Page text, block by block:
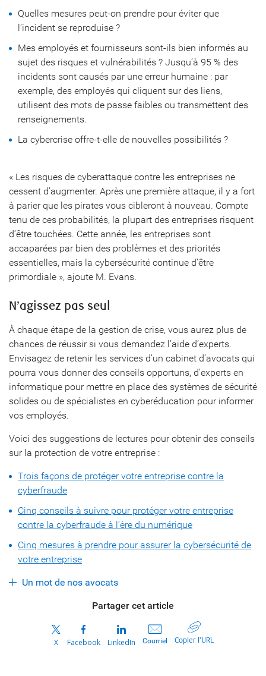
Quelles mesures peut-on prendre pour éviter que
l’incident se reproduise ?
Mes employés et fournisseurs sont-ils bien informés au
sujet des risques et vulnérabilités ? Jusqu’à 95 % des
incidents sont causés par une erreur humaine : par
exemple, des employés qui cliquent sur des liens,
utilisent des mots de passe faibles ou transmettent des
renseignements.
La cybercrise offre-t-elle de nouvelles possibilités ?
« Les risques de cyberattaque contre les entreprises ne
cessent d’augmenter. Après une première attaque, il y a fort
à parier que les pirates vous cibleront à nouveau. Compte
tenu de ces probabilités, la plupart des entreprises risquent
d’être touchées. Cette année, les entreprises sont
accaparées par bien des problèmes et des priorités
essentielles, mais la cybersécurité continue d’être
primordiale », ajoute M. Evans.
N’agissez pas seul
À chaque étape de la gestion de crise, vous aurez plus de
chances de réussir si vous demandez l’aide d’experts.
Envisagez de retenir les services d’un cabinet d’avocats qui
pourra vous donner des conseils opportuns, d’experts en
informatique pour mettre en place des systèmes de sécurité
solides ou de spécialistes en cyberéducation pour informer
vos employés.
Voici des suggestions de lectures pour obtenir des conseils
sur la protection de votre entreprise :
Trois façons de protéger votre entreprise contre la
cyberfraude
Cinq conseils à suivre pour protéger votre entreprise
contre la cyberfraude à l’ère du numérique
Cinq mesures à prendre pour assurer la cybersécurité de
votre entreprise
Un mot de nos avocats
Partager cet article
X Facebook LinkedIn Courriel Copier l’URL